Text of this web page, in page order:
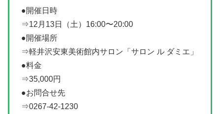
●開催日時
⇒12月13日（土）16:00〜20:00
●開催場所
⇒軽井沢安東美術館内サロン「サロン ル ダミエ」
●料金
⇒35,000円
●お問合せ先
⇒0267-42-1230